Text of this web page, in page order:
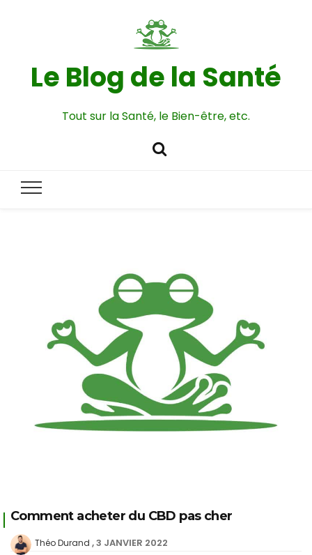
Le Blog de la Santé
Tout sur la Santé, le Bien-être, etc.
Comment acheter du CBD pas cher
Théo Durand 3 JANVIER 2022